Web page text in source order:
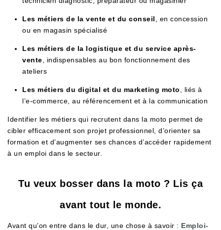
Les métiers de la vente et du conseil , en concession
ou en magasin spécialisé
Les métiers de la logistique et du service après-
vente , indispensables au bon fonctionnement des
ateliers
Les métiers du digital et du marketing moto , liés à
l’e-commerce, au référencement et à la communication
Identifier les métiers qui recrutent dans la moto permet de
cibler efficacement son projet professionnel, d’orienter sa
formation et d’augmenter ses chances d’accéder rapidement
à un emploi dans le secteur.
Tu veux bosser dans la moto ? Lis ça
avant tout le monde.
Avant qu’on entre dans le dur, une chose à savoir : Emploi-